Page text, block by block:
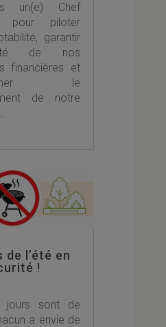
un(e) Chef
pour piloter
garantir
de nos
financières et
le
de notre
l’été en
!
jours sont de
a envie de